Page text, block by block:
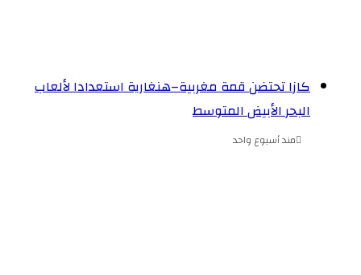
كازا تحتضن قمة مغربية–هنغارية استعدادا لألعاب
البحر الأبيض المتوسط
مند أسبوع واحد